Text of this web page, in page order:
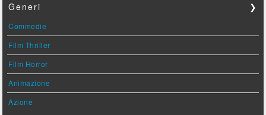
Generi ❯
Commedie
Film Thriller
Film Horror
Animazione
Azione